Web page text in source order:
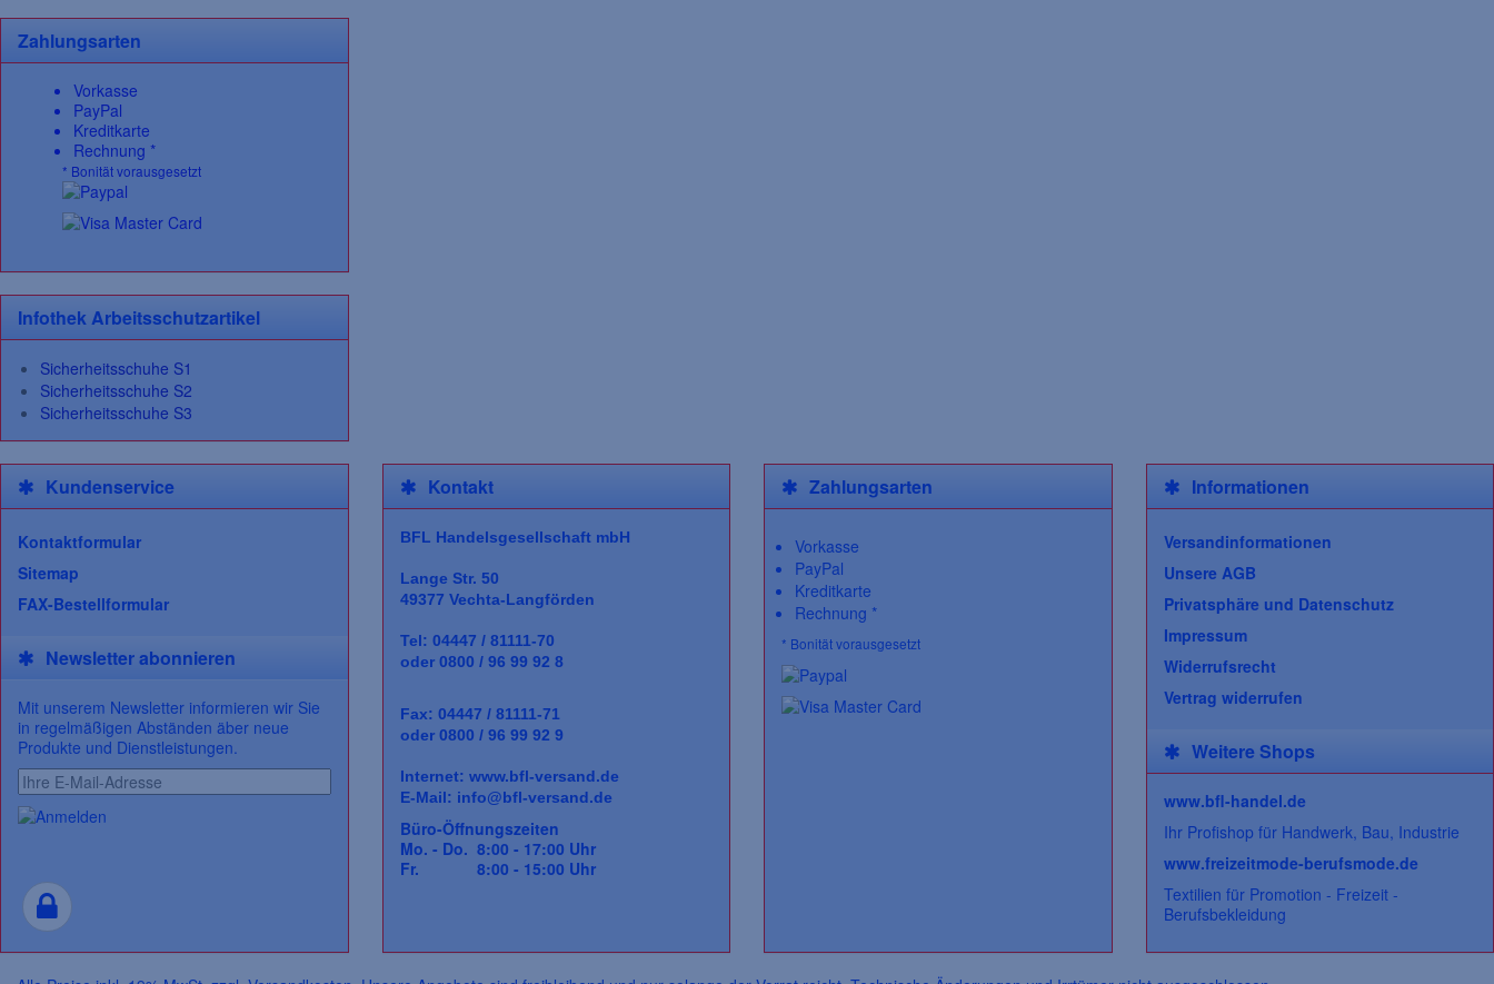
Zahlungsarten
Vorkasse
PayPal
Kreditkarte
Rechnung *
* Bonität vorausgesetzt
Infothek Arbeitsschutzartikel
Sicherheitsschuhe S1
Sicherheitsschuhe S2
Sicherheitsschuhe S3
Kundenservice
Kontaktformular
Sitemap
FAX-Bestellformular
Newsletter abonnieren
Mit unserem Newsletter informieren wir Sie
in regelmäßigen Abständen äber neue
Produkte und Dienstleistungen.
Kontakt
BFL HandelsgesellschaftmbH
Lange Str. 50
49377 Vechta-Langförden
Tel: 04447 / 81111-70
oder 0800 / 96 99 92 8
Fax: 04447 / 81111-71
oder 0800 / 96 99 92 9
Internet: www.bfl-versand.de
E-Mail: info@bfl-versand.de
Büro-Öffnungszeiten
Mo. - Do. 8:00 - 17:00 Uhr
Fr. 8:00 - 15:00 Uhr
Zahlungsarten
Vorkasse
PayPal
Kreditkarte
Rechnung *
* Bonität vorausgesetzt
Informationen
Versandinformationen
Unsere AGB
Privatsphäre und Datenschutz
Impressum
Widerrufsrecht
Vertrag widerrufen
Weitere Shops
www.bfl-handel.de
Ihr Profishop für Handwerk, Bau, Industrie
www.freizeitmode-berufsmode.de
Textilien für Promotion - Freizeit -
Berufsbekleidung